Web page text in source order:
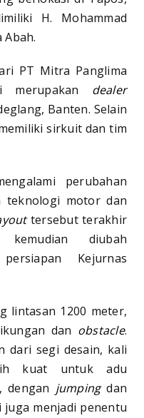
H. Mohammad
PT Mitra Panglima
merupakan dealer
Banten. Selain
sirkuit dan tim
perubahan
teknologi motor dan
tersebut terakhir
diubah
Kejurnas
lintasan 1200 meter,
dan obstacle.
dari segi desain, kali
kuat untuk adu
dengan jumpingdan
menjadi penentu